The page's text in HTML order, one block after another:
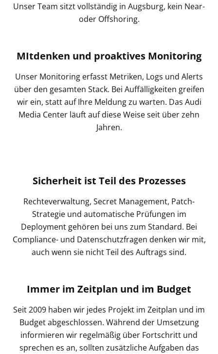
Unser Team sitzt vollständig in Augsburg, kein Near-
oder Offshoring.
MItdenken und proaktives Monitoring
Unser Monitoring erfasst Metriken, Logs und Alerts
über den gesamten Stack. Bei Auffälligkeiten greifen
wir ein, statt auf Ihre Meldung zu warten. Das Audi
Media Center läuft auf diese Weise seit über zehn
Jahren.
Sicherheit ist Teil des Prozesses
Rechteverwaltung, Secret Management, Patch-
Strategie und automatische Prüfungen im
Deployment gehören bei uns zum Standard. Bei
Compliance- und Datenschutzfragen denken wir mit,
auch wenn sie nicht Teil des Auftrags sind.
Immer im Zeitplan und im Budget
Seit 2009 haben wir jedes Projekt im Zeitplan und im
Budget abgeschlossen. Während der Umsetzung
informieren wir regelmäßig über Fortschritt und
sprechen es an, sollten zusätzliche Aufgaben das